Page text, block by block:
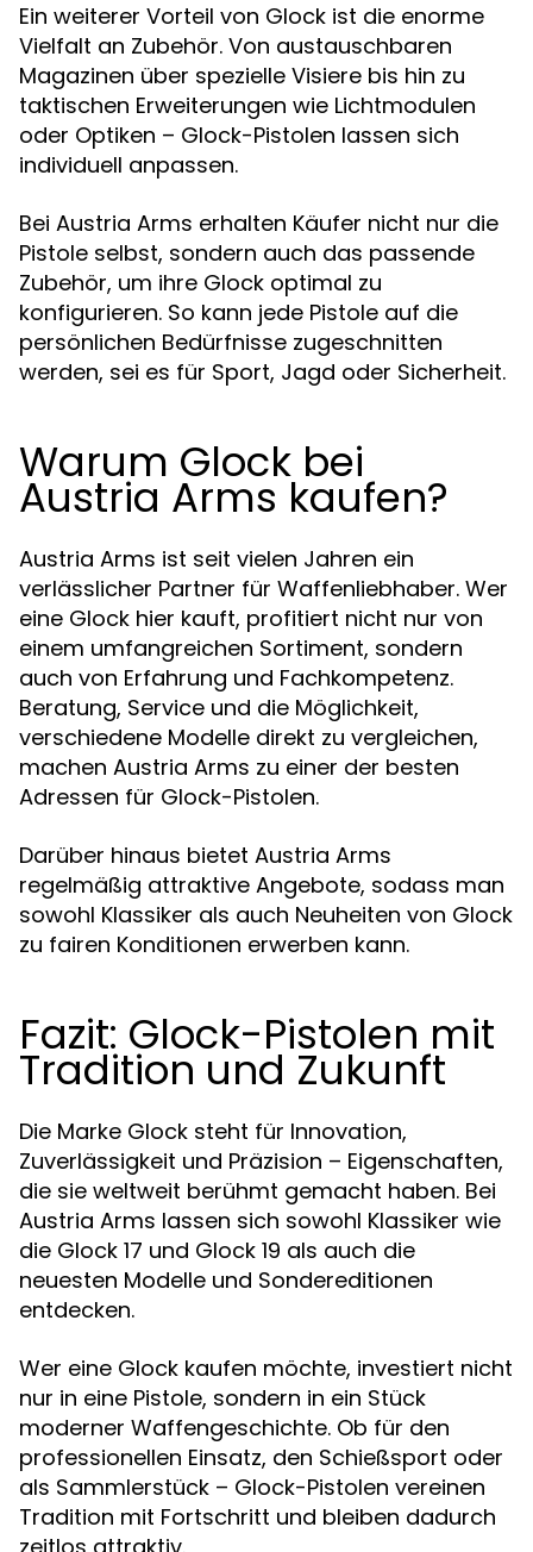
Ein weiterer Vorteil von Glock ist die enorme
Vielfalt an Zubehör. Von austauschbaren
Magazinen über spezielle Visiere bis hin zu
taktischen Erweiterungen wie Lichtmodulen
oder Optiken – Glock-Pistolen lassen sich
individuell anpassen.
Bei Austria Arms erhalten Käufer nicht nur die
Pistole selbst, sondern auch das passende
Zubehör, um ihre Glock optimal zu
konfigurieren. So kann jede Pistole auf die
persönlichen Bedürfnisse zugeschnitten
werden, sei es für Sport, Jagd oder Sicherheit.
Warum Glock bei
Austria Arms kaufen?
Austria Arms ist seit vielen Jahren ein
verlässlicher Partner für Waffenliebhaber. Wer
eine Glock hier kauft, profitiert nicht nur von
einem umfangreichen Sortiment, sondern
auch von Erfahrung und Fachkompetenz.
Beratung, Service und die Möglichkeit,
verschiedene Modelle direkt zu vergleichen,
machen Austria Arms zu einer der besten
Adressen für Glock-Pistolen.
Darüber hinaus bietet Austria Arms
regelmäßig attraktive Angebote, sodass man
sowohl Klassiker als auch Neuheiten von Glock
zu fairen Konditionen erwerben kann.
Fazit: Glock-Pistolen mit
Tradition und Zukunft
Die Marke Glock steht für Innovation,
Zuverlässigkeit und Präzision – Eigenschaften,
die sie weltweit berühmt gemacht haben. Bei
Austria Arms lassen sich sowohl Klassiker wie
die Glock 17 und Glock 19 als auch die
neuesten Modelle und Sondereditionen
entdecken.
Wer eine Glock kaufen möchte, investiert nicht
nur in eine Pistole, sondern in ein Stück
moderner Waffengeschichte. Ob für den
professionellen Einsatz, den Schießsport oder
als Sammlerstück – Glock-Pistolen vereinen
Tradition mit Fortschritt und bleiben dadurch